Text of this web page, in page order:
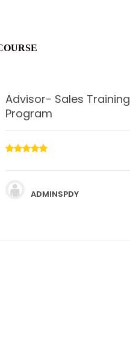
Advisor- Sales Training
Program
ADMINSPDY